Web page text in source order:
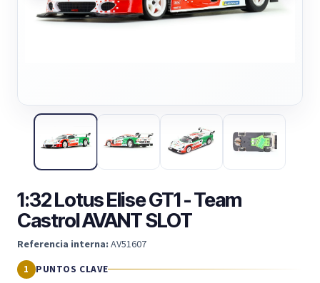
1:32 Lotus Elise GT1 - Team
Castrol AVANT SLOT
Referencia interna: AV51607
PUNTOS CLAVE